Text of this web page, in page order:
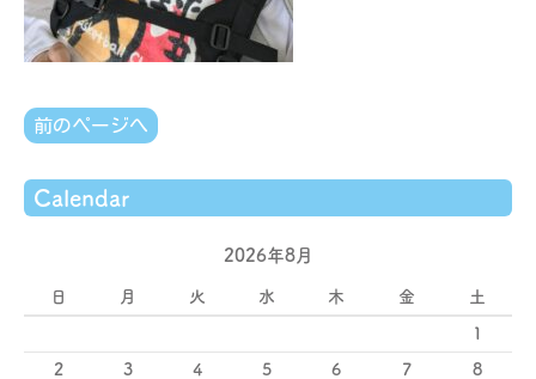
前のページへ
Calendar
2026年8月
日 月 火 水 木 金 土
1
2 3 4 5 6 7 8